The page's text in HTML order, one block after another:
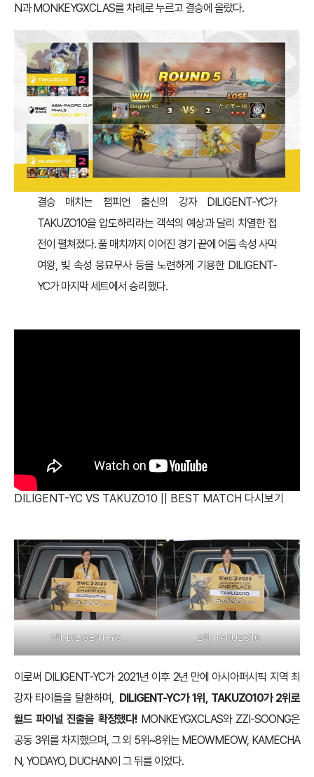
N과 MONKEYGXCLAS를 차례로 누르고 결승에 올랐다.
결승 매치는 챔피언 출신의 강자 DILIGENT-YC가
TAKUZO10을 압도하리라는 객석의 예상과 달리 치열한 접
전이 펼쳐졌다. 풀 매치까지 이어진 경기 끝에 어둠 속성 사막
여왕, 빛 속성 웅묘무사 등을 노련하게 기용한 DILIGENT-
YC가 마지막 세트에서 승리했다.
DILIGENT-YC VS TAKUZO10 || BEST MATCH 다시보기
1위: DILIGENT-YC 2위: TAKUZO10
이로써 DILIGENT-YC가 2021년 이후 2년 만에 아시아퍼시픽 지역 최
강자 타이틀을 탈환하며, DILIGENT-YC가 1위, TAKUZO10가 2위로
월드 파이널 진출을 확정했다!MONKEYGXCLAS와 ZZI-SOONG은
공동 3위를 차지했으며, 그 외 5위~8위는 MEOWMEOW, KAMECHA
N, YODAYO, DUCHAN이 그 뒤를 이었다.